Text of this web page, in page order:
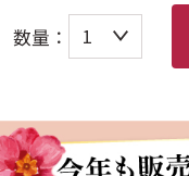
数量：